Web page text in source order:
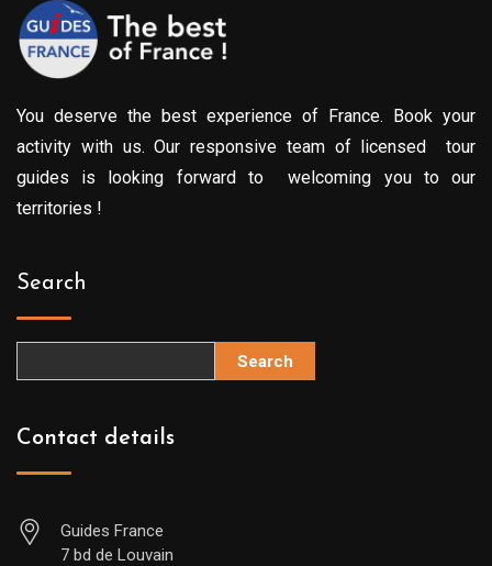
You deserve the best experience of France. Book your
activity with us. Our responsive team of licensed tour
guides is looking forward to welcoming you to our
territories !
Search
Search
Contact details
Guides France
7 bd de Louvain